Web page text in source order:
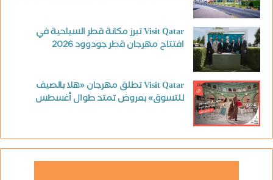
Visit Qatar تبرز مكانة قطر السياحية في
افتتاح مهرجان قطر جودوود 2026
Visit Qatar تطلق مهرجان «هلا بالصيف
للتسوق» بعروض تمتد طوال أغسطس